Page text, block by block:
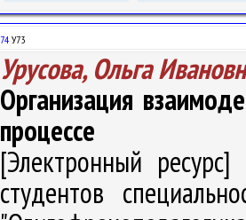
74 У73
Урусова, Ольга
Организация
процессе
[Электронный
студентов